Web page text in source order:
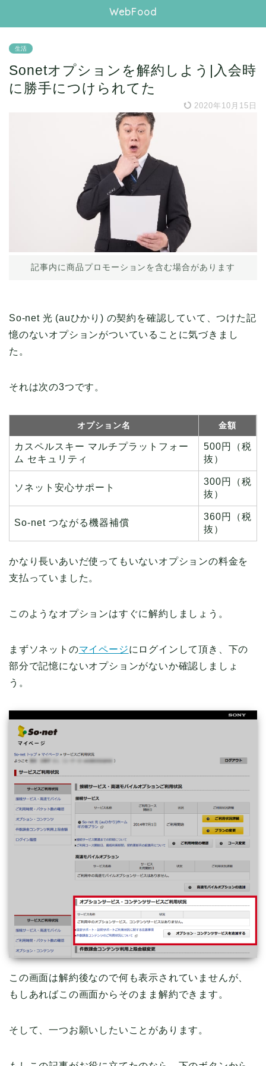
WebFood
生活
Sonetオプションを解約しよう|入会時
に勝手につけられてた
2020年10月15日
記事内に商品プロモーションを含む場合があります
So-net 光 (auひかり) の契約を確認していて、つけた記
憶のないオプションがついていることに気づきまし
た。
それは次の3つです。
オプション名 金額
カスペルスキー マルチプラットフォー
ム セキュリティ
500円（税
抜）
ソネット安心サポート
300円（税
抜）
So-net つながる機器補償
360円（税
抜）
かなり長いあいだ使ってもいないオプションの料金を
支払っていました。
このようなオプションはすぐに解約しましょう。
まずソネットのマイページにログインして頂き、下の
部分で記憶にないオプションがないか確認しましょ
う。
この画面は解約後なので何も表示されていませんが、
もしあればこの画面からそのまま解約できます。
そして、一つお願いしたいことがあります。